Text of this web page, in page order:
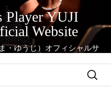
Player YUJI
Website
・ゆうじ）オフィシャルサ
検